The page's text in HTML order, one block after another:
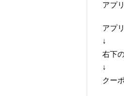
アプ
アプ
↓
右下
↓
クー